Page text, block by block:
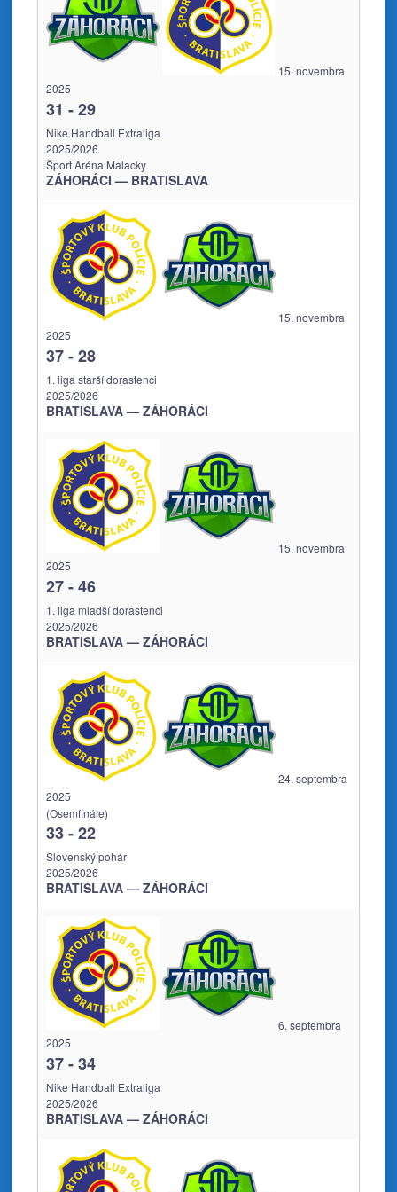
15. novembra
2025
31 -29
Nike Handball Extraliga
2025/2026
Šport Aréna Malacky
ZÁHORÁCI — BRATISLAVA
15. novembra
2025
37-28
1. liga starší dorastenci
2025/2026
BRATISLAVA — ZÁHORÁCI
15. novembra
2025
27-46
1. liga mladší dorastenci
2025/2026
BRATISLAVA — ZÁHORÁCI
24. septembra
2025
(Osemfinále)
33-22
Slovenský pohár
2025/2026
BRATISLAVA — ZÁHORÁCI
6. septembra
2025
37-34
Nike Handball Extraliga
2025/2026
BRATISLAVA — ZÁHORÁCI